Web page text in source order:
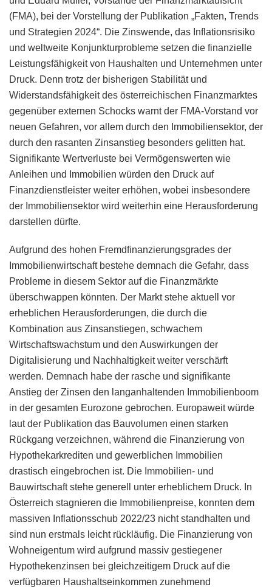
(FMA), bei der Vorstellung der Publikation „Fakten, Trends
und Strategien 2024“. Die Zinswende, das Inflationsrisiko
und weltweite Konjunkturprobleme setzen die finanzielle
Leistungsfähigkeit von Haushalten und Unternehmen unter
Druck. Denn trotz der bisherigen Stabilität und
Widerstandsfähigkeit des österreichischen Finanzmarktes
gegenüber externen Schocks warnt der FMA-Vorstand vor
neuen Gefahren, vor allem durch den Immobiliensektor, der
durch den rasanten Zinsanstieg besonders gelitten hat.
Signifikante Wertverluste bei Vermögenswerten wie
Anleihen und Immobilien würden den Druck auf
Finanzdienstleister weiter erhöhen, wobei insbesondere
der Immobiliensektor wird weiterhin eine Herausforderung
darstellen dürfte.
Aufgrund des hohen Fremdfinanzierungsgrades der
Immobilienwirtschaft bestehe demnach die Gefahr, dass
Probleme in diesem Sektor auf die Finanzmärkte
überschwappen könnten. Der Markt stehe aktuell vor
erheblichen Herausforderungen, die durch die
Kombination aus Zinsanstiegen, schwachem
Wirtschaftswachstum und den Auswirkungen der
Digitalisierung und Nachhaltigkeit weiter verschärft
werden. Demnach habe der rasche und signifikante
Anstieg der Zinsen den langanhaltenden Immobilienboom
in der gesamten Eurozone gebrochen. Europaweit würde
laut der Publikation das Bauvolumen einen starken
Rückgang verzeichnen, während die Finanzierung von
Hypothekarkrediten und gewerblichen Immobilien
drastisch eingebrochen ist. Die Immobilien- und
Bauwirtschaft stehe generell unter erheblichem Druck. In
Österreich stagnieren die Immobilienpreise, konnten dem
massiven Inflationsschub 2022/23 nicht standhalten und
sind nun erstmals leicht rückläufig. Die Finanzierung von
Wohneigentum wird aufgrund massiv gestiegener
Hypothekenzinsen bei gleichzeitigem Druck auf die
verfügbaren Haushaltseinkommen zunehmend